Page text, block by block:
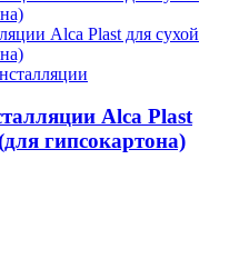
Alca Plast
гипсокартона)